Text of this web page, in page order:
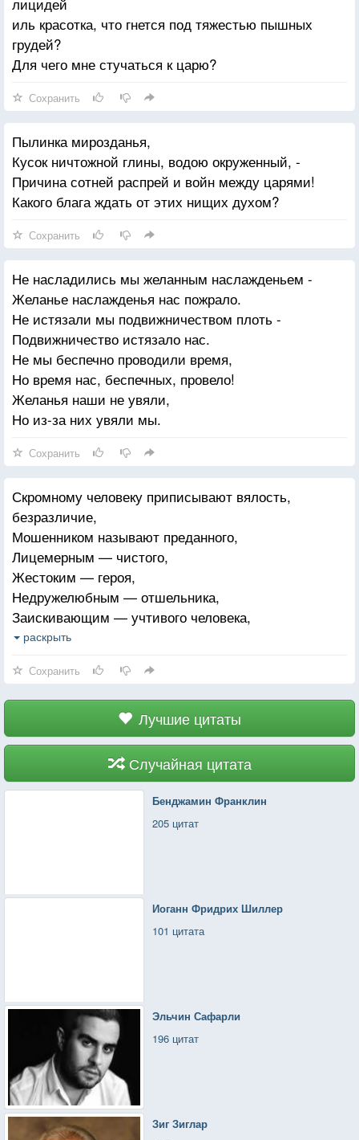
иль красотка, что гнется под тяжестью пышных
грудей?
Для чего мне стучаться к царю?
Сохранить
Пылинка мирозданья,
Кусок ничтожной глины, водою окруженный, -
Причина сотней распрей и войн между царями!
Какого блага ждать от этих нищих духом?
Сохранить
Не насладились мы желанным наслажденьем -
Желанье наслажденья нас пожрало.
Не истязали мы подвижничеством плоть -
Подвижничество истязало нас.
Не мы беспечно проводили время,
Но время нас, беспечных, провело!
Желанья наши не увяли,
Но из-за них увяли мы.
Сохранить
Скромному человеку приписывают вялость,
безразличие,
Мошенником называют преданного,
Лицемерным — чистого,
Жестоким — героя,
Недружелюбным — отшельника,
Заискивающим — учтивого человека,
Высокомерным — царственного,
Беспомощным — верующего.
Существует ли хоть одна добродетель,
Клеветы безнравственных людей?
раскрыть
Сохранить
Лучшие цитаты
Случайная цитата
Бенджамин Франклин
205 цитат
Иоганн Фридрих Шиллер
101 цитата
Эльчин Сафарли
196 цитат
Зиг Зиглар